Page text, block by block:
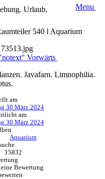
Urlaub. Menu
540 l Aquarium
Vorwärts
Javafarn. Limnophilia.
am
30 März 2024
am
30 März 2024
Aquarium
15832
Bewertung